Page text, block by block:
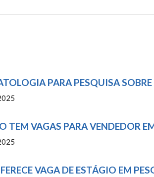
PARA PESQUISA
TEM VAGAS PARA VENDEDOR
VAGA DE ESTÁGIO EM